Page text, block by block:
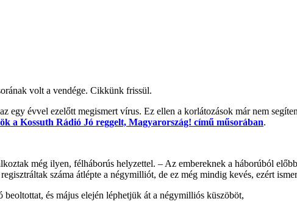
volt a vendége. Cikkünk frissül.
egy évvel ezelőtt megismert vírus. Ez ellen a korlátozások már nem
a Kossuth Rádió Jó reggelt, Magyarország! című műsorában.
még ilyen, félháborús helyzettel. – Az embereknek a háborúból
száma átlépte a négymilliót, de ez még mindig kevés, ezért
és május elején léphetjük át a négymilliós küszöböt,